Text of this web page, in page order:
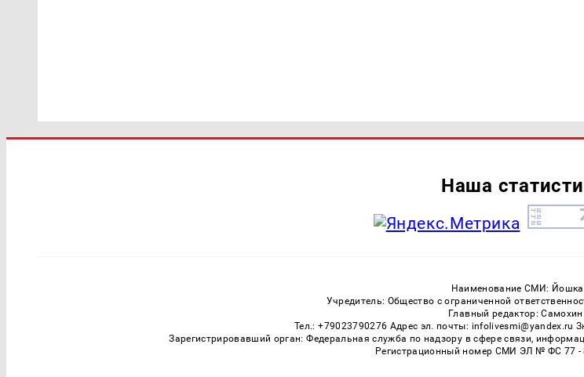
Наша
Наименование СМИ: Йошка
Учредитель: Общество с ограниченной
Главный редактор:
Тел.: +79023790276 Адрес эл. почты: infolivesmi@yandex.ru
Зарегистрировавший орган: Федеральная служба по надзору в сфере связи,
Регистрационный номер СМИ ЭЛ № ФС 77 -